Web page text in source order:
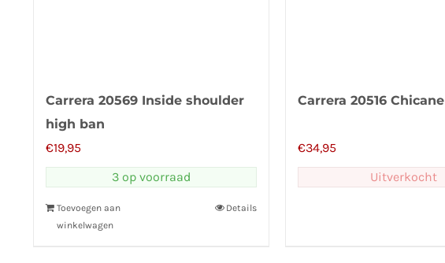
Carrera 20569 Inside shoulder
high ban
€19,95
3 op voorraad
Toevoegen aan
winkelwagen
Details
Carrera 20516 Chicane
€34,95
Uitverkocht